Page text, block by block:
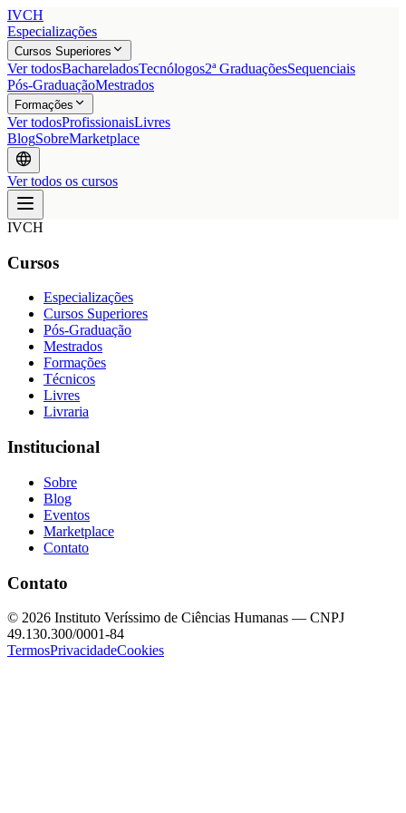
IVCH
Especializações
Cursos Superiores
Ver todosBachareladosTecnólogos2ª GraduaçõesSequenciais
Pós-GraduaçãoMestrados
Formações
Ver todosProfissionaisLivres
BlogSobreMarketplace
Ver todos os cursos
IVCH
Cursos
Especializações
Cursos Superiores
Pós-Graduação
Mestrados
Formações
Técnicos
Livres
Livraria
Institucional
Sobre
Blog
Eventos
Marketplace
Contato
Contato
© 2026 Instituto Veríssimo de Ciências Humanas — CNPJ
49.130.300/0001-84
TermosPrivacidadeCookies